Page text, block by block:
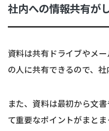
社内への情報共有が
資料は共有ドライブやメ
の人に共有できるので、社
また、資料は最初から文
て重要なポイントがまと